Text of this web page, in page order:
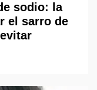
sodio: la
el sarro de